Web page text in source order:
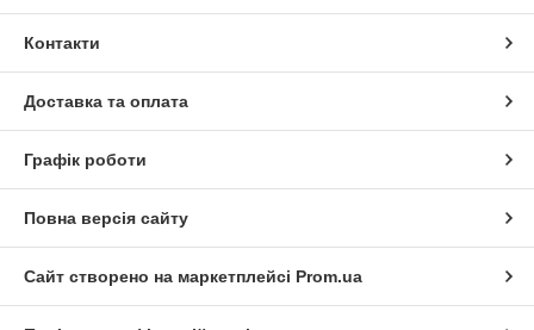
Контакти
Доставка та оплата
Графік роботи
Повна версія сайту
Сайт створено на маркетплейсі Prom.ua